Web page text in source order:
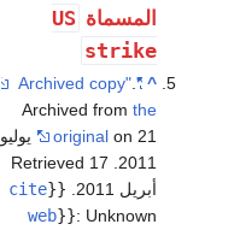
المسماة US
strike
^
"Archived copy"
.
Archived fromthe
original
on 21 يوليو
2011
. Retrieved 17
أبريل 2011
{{
cite
web}}: Unknown